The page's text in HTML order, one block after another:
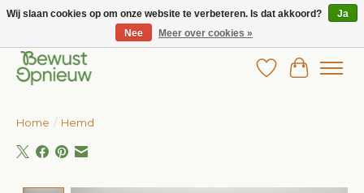
Wij bieden het grootste aanbod in betaalbare kinderkleding!
Verlanglijst
Home / Hemd
Wij slaan cookies op om onze website te verbeteren. Is dat akkoord?
Ja
Nee
Meer over cookies »